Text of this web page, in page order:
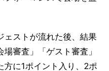
ェストが流れた後、結果
審査」「ゲスト審査」
方に1ポイント入り、2ポ